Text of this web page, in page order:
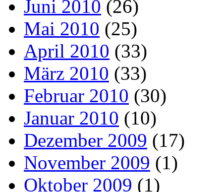
Juni 2010 (26)
Mai 2010 (25)
April 2010 (33)
März 2010 (33)
Februar 2010 (30)
Januar 2010 (10)
Dezember 2009 (17)
November 2009 (1)
Oktober 2009 (1)